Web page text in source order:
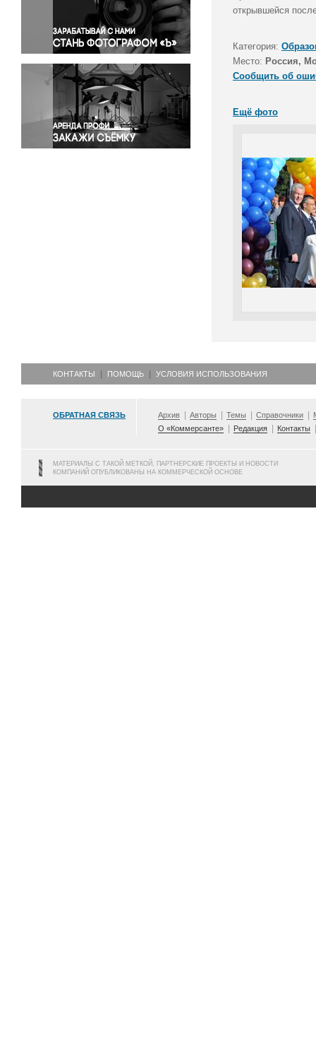
Правосудие
Происшествия и конфликты
Религия
Светская жизнь
Спорт
Экология
Экономика и бизнес
открывшейся
Категория:
Место: Россия,
Сообщить об
Ещё фото
КОНТАКТЫ ПОМОЩЬ УСЛОВИЯ ИСПОЛЬЗОВАНИЯ
ОБРАТНАЯ СВЯЗЬ Архив Авторы Темы Справочники
О «Коммерсанте»
Редакция Контакты
МАТЕРИАЛЫ С ТАКОЙ МЕТКОЙ, ПАРТНЕРСКИЕ ПРОЕКТЫ И НОВОСТИ
КОМПАНИЙ ОПУБЛИКОВАНЫ НА КОММЕРЧЕСКОЙ ОСНОВЕ